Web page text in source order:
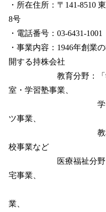
・所在住所：〒141-8510
8号
・電話番号：03-6431-1001
・事業内容：1946年創業
開する持株会社
教育分野：「学研
室・学習塾事業、
学習教材など
ツ事業、
教科書・保育
校事業など
医療福祉分野：サ
宅事業、
認知症グル
業、